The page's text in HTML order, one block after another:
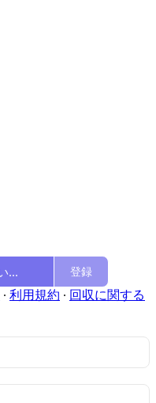
登録
∙ 利用規約 ∙ 回収に関する